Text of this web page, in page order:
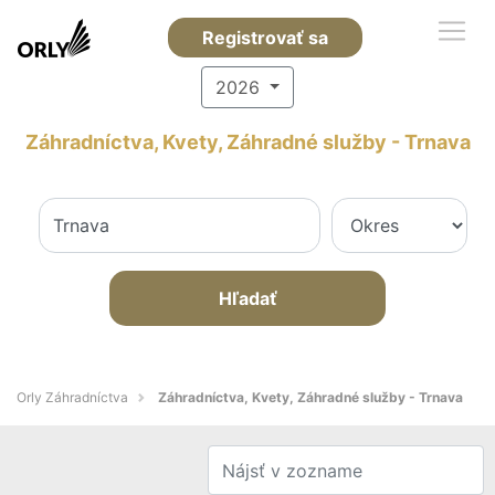
Registrovať sa
2026
Záhradníctva, Kvety, Záhradné služby - Trnava
Hľadať
Orly Záhradníctva Záhradníctva, Kvety, Záhradné služby - Trnava